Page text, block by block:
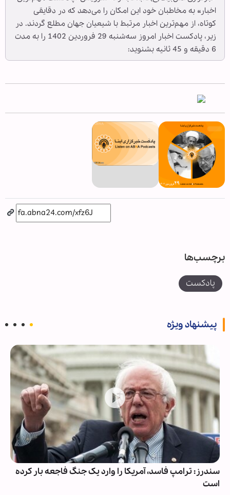
اخبار» به مخاطبان خود این امکان را می‌دهد که در دقایقی
کوتاه، از مهم‌ترین اخبار مرتبط با شیعیان جهان مطلع گردند. در
زیر، پادکست اخبار امروز سه‌شنبه 29 فروردین 1402 را به مدت
6 دقیقه و 45 ثانیه بشنوید:
برچسب‌ها
پادکست
پیشنهاد ویژه
سندرز: ترامپ فاسد، آمریکا را وارد یک جنگ فاجعه بار کرده
است